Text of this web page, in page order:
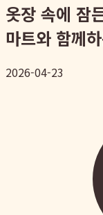
옷장 속에 잠
마트와 함께
2026-04-23